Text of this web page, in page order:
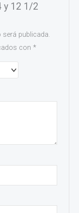
y 12 1/2
publicada.
con*